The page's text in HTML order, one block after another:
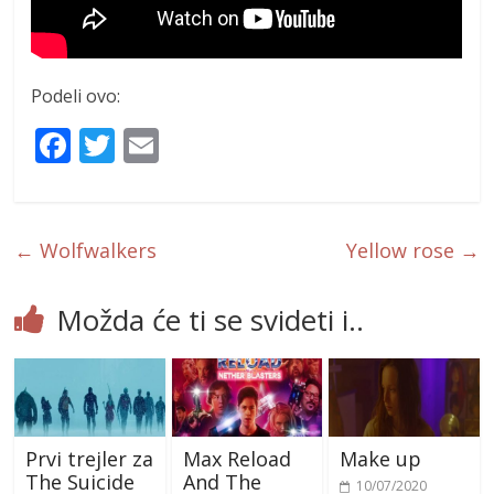
Podeli ovo:
F
ac
b
o
k
T
w
er
← Wolfwalkers Yellow rose →
Možda će ti se svideti i..
Prvi trejler za
The Suicide
Max Reload
And The
Make up
10/07/2020